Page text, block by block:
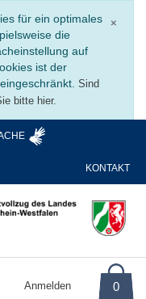
×
für ein optimales
die
auf
ist der
Sind
bitte hier.
KONTAKT
Anmelden 0